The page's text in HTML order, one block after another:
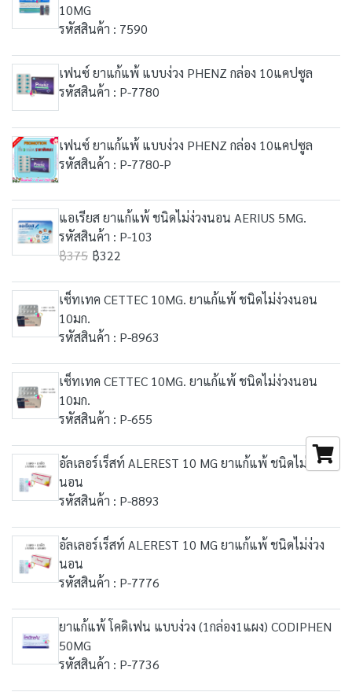
10MG
รหัสสินค้า : 7590
เฟนซ์ ยาแก้แพ้ แบบง่วง PHENZ กล่อง 10แคปซูล
รหัสสินค้า : P-7780
เฟนซ์ ยาแก้แพ้ แบบง่วง PHENZ กล่อง 10แคปซูล
รหัสสินค้า : P-7780-P
แอเรียส ยาแก้แพ้ ชนิดไม่ง่วงนอน AERIUS 5MG.
รหัสสินค้า : P-103
฿375 ฿322
เซ็ทเทค CETTEC 10MG. ยาแก้แพ้ ชนิดไม่ง่วงนอน
10มก.
รหัสสินค้า : P-8963
เซ็ทเทค CETTEC 10MG. ยาแก้แพ้ ชนิดไม่ง่วงนอน
10มก.
รหัสสินค้า : P-655
อัลเลอร์เร็สท์ ALEREST 10 MG ยาแก้แพ้ ชนิดไม่ง่วง
นอน
รหัสสินค้า : P-8893
อัลเลอร์เร็สท์ ALEREST 10 MG ยาแก้แพ้ ชนิดไม่ง่วง
นอน
รหัสสินค้า : P-7776
ยาแก้แพ้ โคดิเฟน แบบง่วง (1กล่อง1แผง) CODIPHEN
50MG
รหัสสินค้า : P-7736